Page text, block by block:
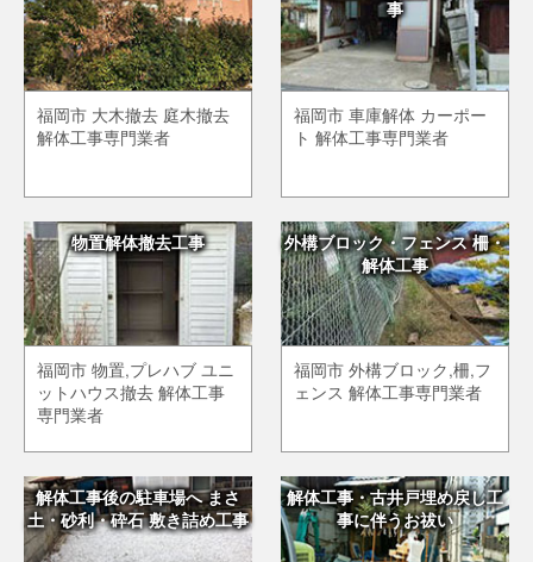
福岡市 大木撤去 庭木撤去
解体工事専門業者
事
福岡市 車庫解体 カーポー
ト 解体工事専門業者
物置解体撤去工事
福岡市 物置,プレハブ ユニ
ットハウス撤去 解体工事
専門業者
外構ブロック・フェンス 柵・
解体工事
福岡市 外構ブロック,柵,フ
ェンス 解体工事専門業者
解体工事後の駐車場へ まさ
土・砂利・砕石 敷き詰め工事
解体工事・古井戸埋め戻し工
事に伴うお祓い